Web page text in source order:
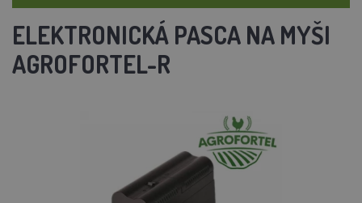
ELEKTRONICKÁ PASCA NA MYŠI
AGROFORTEL-R